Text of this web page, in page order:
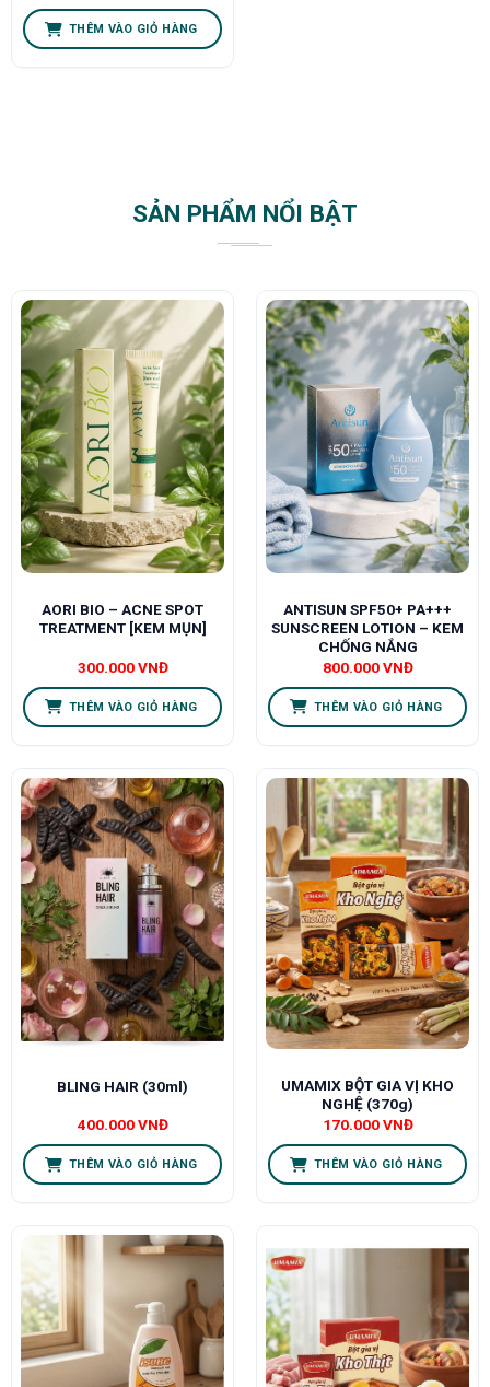
THÊM VÀO GIỎ HÀNG
SẢN PHẨM NỔI BẬT
AORI BIO – ACNE SPOT
TREATMENT [KEM MỤN]
300.000VNĐ
THÊM VÀO GIỎ HÀNG
ANTISUN SPF50+ PA+++
SUNSCREEN LOTION – KEM
CHỐNG NẮNG
800.000VNĐ
THÊM VÀO GIỎ HÀNG
BLING HAIR (30ml)
400.000VNĐ
THÊM VÀO GIỎ HÀNG
UMAMIX BỘT GIA VỊ KHO
NGHỆ (370g)
170.000VNĐ
THÊM VÀO GIỎ HÀNG